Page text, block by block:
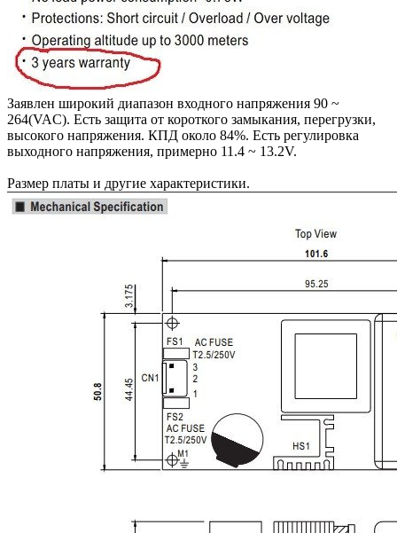
Заявлен широкий диапазон входного напряжения 90 ~
264(VAC). Есть защита от короткого замыкания, перегрузки,
высокого напряжения. КПД около 84%. Есть регулировка
выходного напряжения, примерно 11.4 ~ 13.2V.
Размер платы и другие характеристики.